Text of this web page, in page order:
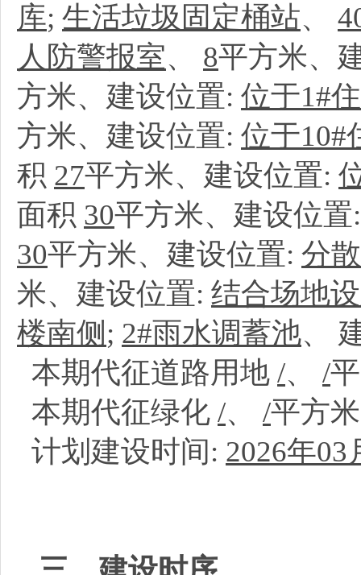
库; 生活垃圾固定桶站、
人防警报室、 8平方米、
方米、建设位置: 位于1#
方米、建设位置: 位于10#
积 27平方米、建设位置:
面积 30平方米、建设位
30平方米、建设位置: 分
米、建设位置: 结合场地
楼南侧 ; 2#雨水调蓄池、
本期代征道路用地 /、 /
本期代征绿化 /、 /平方
计划建设时间: 2026年03